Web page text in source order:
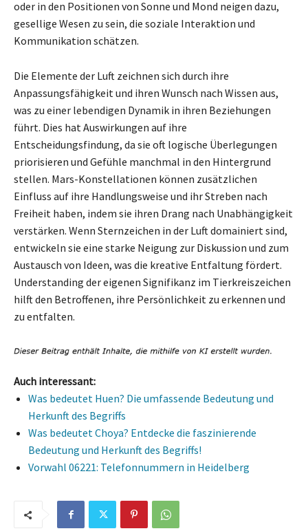
oder in den Positionen von Sonne und Mond neigen dazu,
gesellige Wesen zu sein, die soziale Interaktion und
Kommunikation schätzen.
Die Elemente der Luft zeichnen sich durch ihre
Anpassungsfähigkeit und ihren Wunsch nach Wissen aus,
was zu einer lebendigen Dynamik in ihren Beziehungen
führt. Dies hat Auswirkungen auf ihre
Entscheidungsfindung, da sie oft logische Überlegungen
priorisieren und Gefühle manchmal in den Hintergrund
stellen. Mars-Konstellationen können zusätzlichen
Einfluss auf ihre Handlungsweise und ihr Streben nach
Freiheit haben, indem sie ihren Drang nach Unabhängigkeit
verstärken. Wenn Sternzeichen in der Luft domainiert sind,
entwickeln sie eine starke Neigung zur Diskussion und zum
Austausch von Ideen, was die kreative Entfaltung fördert.
Understanding der eigenen Signifikanz im Tierkreiszeichen
hilft den Betroffenen, ihre Persönlichkeit zu erkennen und
zu entfalten.
Auch interessant:
Was bedeutet Huen? Die umfassende Bedeutung und
Herkunft des Begriffs
Was bedeutet Choya? Entdecke die faszinierende
Bedeutung und Herkunft des Begriffs!
Vorwahl 06221: Telefonnummern in Heidelberg